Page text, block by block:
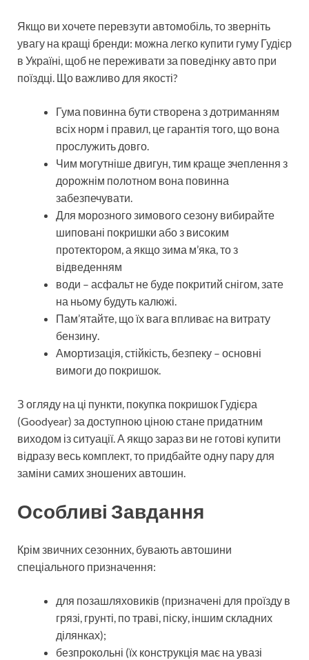
Якщо ви хочете перевзути автомобіль, то зверніть
увагу на кращі бренди: можна легко купити гуму Гудієр
в Україні, щоб не переживати за поведінку авто при
поїздці. Що важливо для якості?
Гума повинна бути створена з дотриманням
всіх норм і правил, це гарантія того, що вона
прослужить довго.
Чим могутніше двигун, тим краще зчеплення з
дорожнім полотном вона повинна
забезпечувати.
Для морозного зимового сезону вибирайте
шиповані покришки або з високим
протектором, а якщо зима м’яка, то з
відведенням
води – асфальт не буде покритий снігом, зате
на ньому будуть калюжі.
Пам’ятайте, що їх вага впливає на витрату
бензину.
Амортизація, стійкість, безпеку – основні
вимоги до покришок.
З огляду на ці пункти, покупка покришок Гудієра
(Goodyear) за доступною ціною стане придатним
виходом із ситуації. А якщо зараз ви не готові купити
відразу весь комплект, то придбайте одну пару для
заміни самих зношених автошин.
Особливі Завдання
Крім звичних сезонних, бувають автошини
спеціального призначення:
для позашляховиків (призначені для проїзду в
грязі, грунті, по траві, піску, іншим складних
ділянках);
безпрокольні (їх конструкція має на увазі